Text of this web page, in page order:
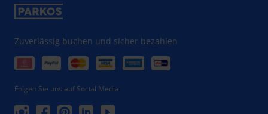
Zuverlässig buchen und sicher bezahlen
Folgen Sie uns auf Social Media